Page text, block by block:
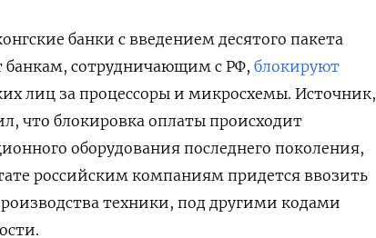
банки с введением десятого пакета
сотрудничающим с РФ, блокируют
лиц за процессоры и микросхемы. Источник,
что блокировка оплаты происходит
оборудования последнего поколения,
российским компаниям придется ввозить
техники, под другими кодами